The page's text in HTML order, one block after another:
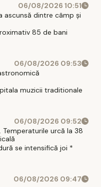
06/08/2026 10:51
ascunsă dintre câmp și
85 de bani
06/08/2026 09:53
muzicii traditionale
06/08/2026 09:52
urcă la 38
se intensifică joi *
06/08/2026 09:47